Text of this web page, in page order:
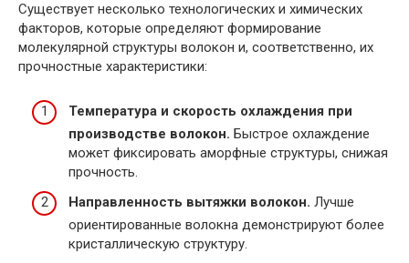
Существует несколько технологических и химических
факторов, которые определяют формирование
молекулярной структуры волокон и, соответственно, их
прочностные характеристики:
Температура и скорость охлаждения при
производстве волокон. Быстрое охлаждение
может фиксировать аморфные структуры, снижая
прочность.
Направленность вытяжки волокон. Лучше
ориентированные волокна демонстрируют более
кристаллическую структуру.